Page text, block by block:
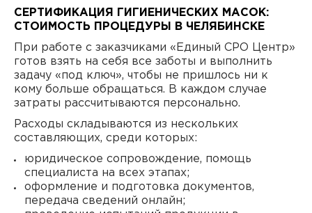
СЕРТИФИКАЦИЯ ГИГИЕНИЧЕСКИХ МАСОК:
СТОИМОСТЬ ПРОЦЕДУРЫ В ЧЕЛЯБИНСКЕ
При работе с заказчиками «Единый СРО Центр»
готов взять на себя все заботы и выполнить
задачу «под ключ», чтобы не пришлось ни к
кому больше обращаться. В каждом случае
затраты рассчитываются персонально.
Расходы складываются из нескольких
составляющих, среди которых:
юридическое сопровождение, помощь
специалиста на всех этапах;
оформление и подготовка документов,
передача сведений онлайн;